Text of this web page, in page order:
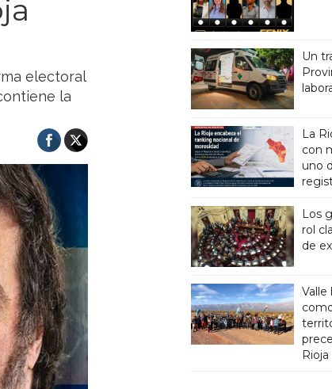
electoral
la
Un
La
con
uno
Los
rol
de
Valle
Rioja